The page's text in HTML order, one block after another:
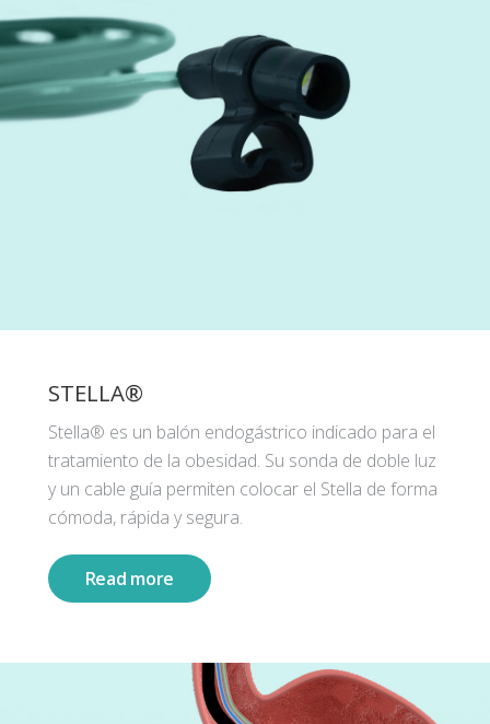
STELLA®
Stella® es un balón endogástrico indicado para el
tratamiento de la obesidad. Su sonda de doble luz
y un cable guía permiten colocar el Stella de forma
cómoda, rápida y segura.
Read more